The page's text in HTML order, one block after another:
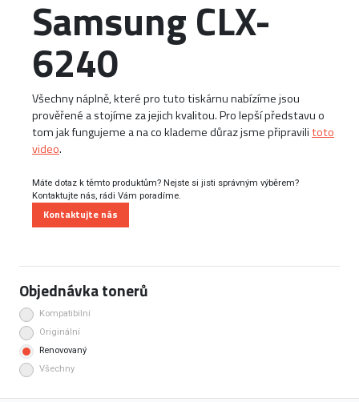
Samsung CLX-
6240
Všechny náplně, které pro tuto tiskárnu nabízíme jsou
prověřené a stojíme za jejich kvalitou. Pro lepší představu o
tom jak fungujeme a na co klademe důraz jsme připravilitoto
video.
Máte dotaz k těmto produktům? Nejste si jisti správným výběrem?
Kontaktujte nás, rádi Vám poradíme.
Kontaktujte nás
Objednávka tonerů
Kompatibilní
Originální
Renovovaný
Všechny